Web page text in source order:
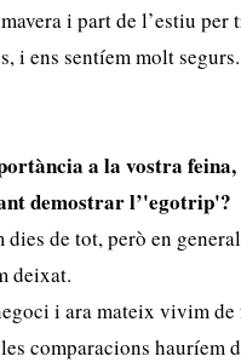
i part de l’estiu per
i ens sentíem molt
a la vostra
demostrar l’'egotrip'?
dies de tot, però en
deixat.
i ara mateix vivim de
comparacions hauríem